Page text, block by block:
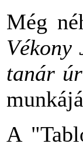
Még
Vékony
tanár
A